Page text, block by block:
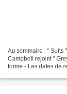
Au sommaire : " Suits
Campbell rejoint "
forme - Les dates de